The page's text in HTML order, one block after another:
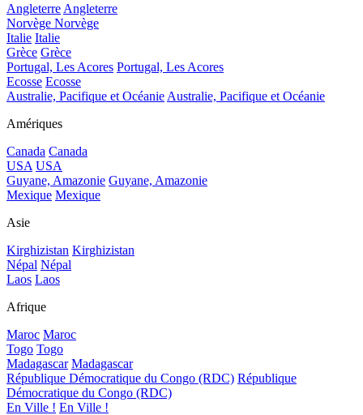
Angleterre Angleterre
Norvège Norvège
Italie Italie
Grèce Grèce
Portugal, Les Acores Portugal, Les Acores
Ecosse Ecosse
Australie, Pacifique et Océanie Australie, Pacifique et Océanie
Amériques
Canada Canada
USA USA
Guyane, Amazonie Guyane, Amazonie
Mexique Mexique
Asie
Kirghizistan Kirghizistan
Népal Népal
Laos Laos
Afrique
Maroc Maroc
Togo Togo
Madagascar Madagascar
République Démocratique du Congo (RDC) République
Démocratique du Congo (RDC)
En Ville ! En Ville !